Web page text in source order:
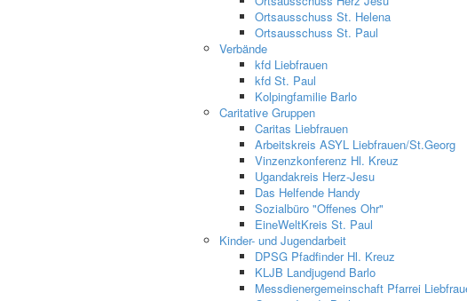
Ortsausschuss St. Helena
Ortsausschuss St. Paul
Verbände
kfd Liebfrauen
kfd St. Paul
Kolpingfamilie Barlo
Caritative Gruppen
Caritas Liebfrauen
Arbeitskreis ASYL Liebfrauen/St.Georg
Vinzenzkonferenz Hl. Kreuz
Ugandakreis Herz-Jesu
Das Helfende Handy
Sozialbüro "Offenes Ohr"
EineWeltKreis St. Paul
Kinder- und Jugendarbeit
DPSG Pfadfinder Hl. Kreuz
KLJB Landjugend Barlo
Messdienergemeinschaft Pfarrei